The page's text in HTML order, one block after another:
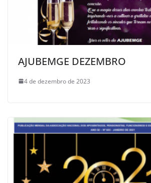
AJUBEMGE DEZEMBRO
4 de dezembro de 2023